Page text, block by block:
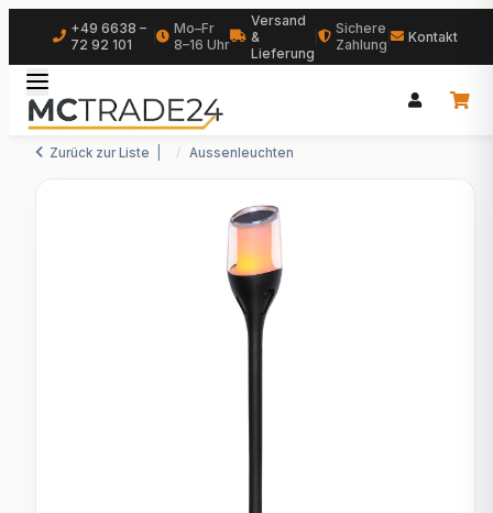
+49 6638 –
72 92 101
Mo–Fr
8–16 Uhr
Versand
&
Lieferung
Sichere
Zahlung
Kontakt
Zurück zur Liste Aussenleuchten